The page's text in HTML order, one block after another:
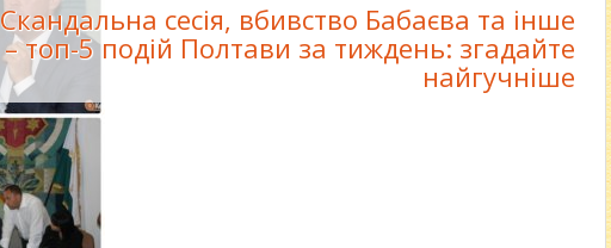
Скандальна сесія, вбивство Бабаєва та інше
– топ-5 подій Полтави за тиждень: згадайте
найгучніше